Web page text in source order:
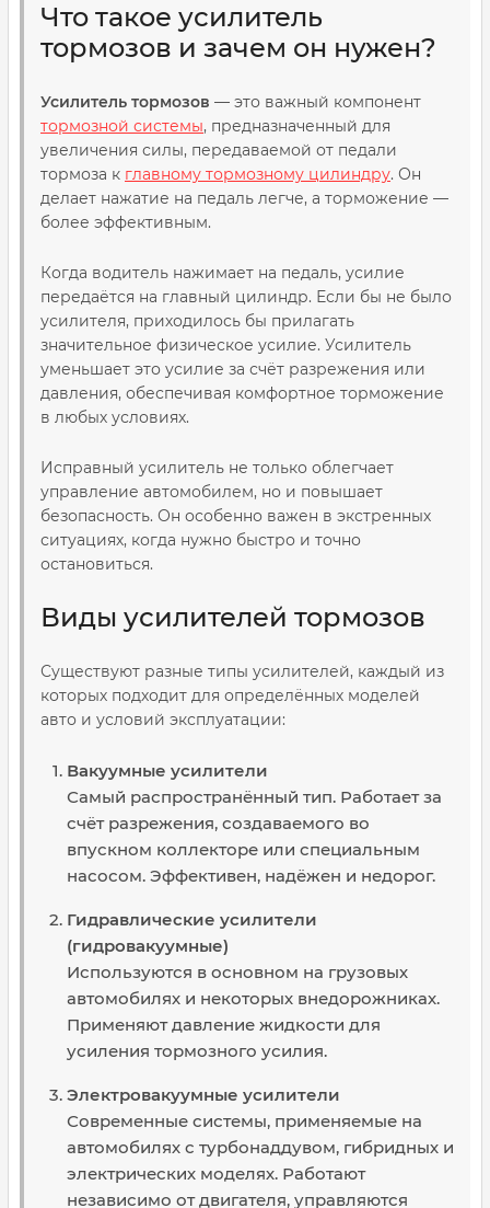
Что такое усилитель
тормозов и зачем он нужен?
Усилитель тормозов — это важный компонент
тормозной системы, предназначенный для
увеличения силы, передаваемой от педали
тормоза к главному тормозному цилиндру. Он
делает нажатие на педаль легче, а торможение —
более эффективным.
Когда водитель нажимает на педаль, усилие
передаётся на главный цилиндр. Если бы не было
усилителя, приходилось бы прилагать
значительное физическое усилие. Усилитель
уменьшает это усилие за счёт разрежения или
давления, обеспечивая комфортное торможение
в любых условиях.
Исправный усилитель не только облегчает
управление автомобилем, но и повышает
безопасность. Он особенно важен в экстренных
ситуациях, когда нужно быстро и точно
остановиться.
Виды усилителей тормозов
Существуют разные типы усилителей, каждый из
которых подходит для определённых моделей
авто и условий эксплуатации:
Вакуумные усилители
Самый распространённый тип. Работает за
счёт разрежения, создаваемого во
впускном коллекторе или специальным
насосом. Эффективен, надёжен и недорог.
Гидравлические усилители
(гидровакуумные)
Используются в основном на грузовых
автомобилях и некоторых внедорожниках.
Применяют давление жидкости для
усиления тормозного усилия.
Электровакуумные усилители
Современные системы, применяемые на
автомобилях с турбонаддувом, гибридных и
электрических моделях. Работают
независимо от двигателя, управляются